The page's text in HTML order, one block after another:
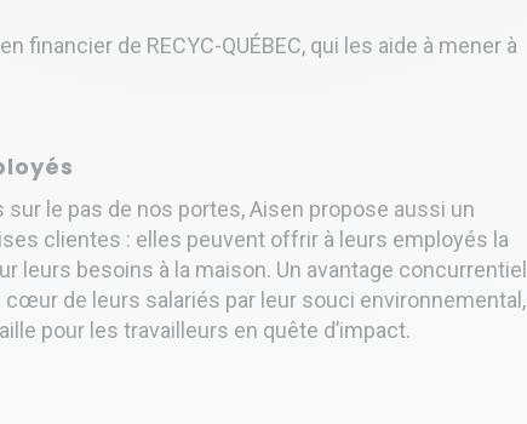
de RECYC-QUÉBEC, qui les aide à mener à
sur le pas de nos portes, Aisen propose aussi un
clientes : elles peuvent offrir à leurs employés la
leurs besoins à la maison. Un avantage concurrentiel
de leurs salariés par leur souci environnemental,
pour les travailleurs en quête d’impact.